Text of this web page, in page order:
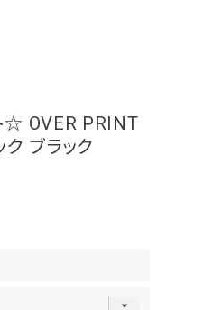
☆ OVER PRINT
ク ブラック